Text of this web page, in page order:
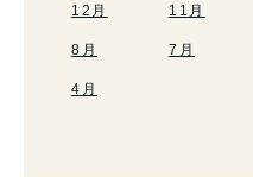
12月 11月
8月 7月
4月